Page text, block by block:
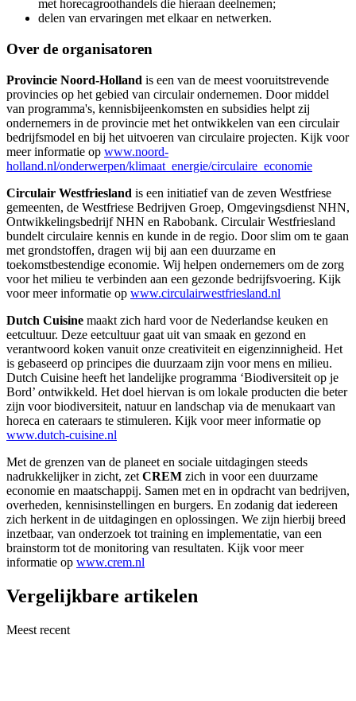
met horecagroothandels die hieraan deelnemen;
delen van ervaringen met elkaar en netwerken.
Over de organisatoren
Provincie Noord-Holland is een van de meest vooruitstrevende
provincies op het gebied van circulair ondernemen. Door middel
van programma's, kennisbijeenkomsten en subsidies helpt zij
ondernemers in de provincie met het ontwikkelen van een circulair
bedrijfsmodel en bij het uitvoeren van circulaire projecten. Kijk voor
meer informatie op www.noord-
holland.nl/onderwerpen/klimaat_energie/circulaire_economie
Circulair Westfriesland is een initiatief van de zeven Westfriese
gemeenten, de Westfriese Bedrijven Groep, Omgevingsdienst NHN,
Ontwikkelingsbedrijf NHN en Rabobank. Circulair Westfriesland
bundelt circulaire kennis en kunde in de regio. Door slim om te gaan
met grondstoffen, dragen wij bij aan een duurzame en
toekomstbestendige economie. Wij helpen ondernemers om de zorg
voor het milieu te verbinden aan een gezonde bedrijfsvoering. Kijk
voor meer informatie op www.circulairwestfriesland.nl
Dutch Cuisine maakt zich hard voor de Nederlandse keuken en
eetcultuur. Deze eetcultuur gaat uit van smaak en gezond en
verantwoord koken vanuit onze creativiteit en eigenzinnigheid. Het
is gebaseerd op principes die duurzaam zijn voor mens en milieu.
Dutch Cuisine heeft het landelijke programma ‘Biodiversiteit op je
Bord’ ontwikkeld. Het doel hiervan is om lokale producten die beter
zijn voor biodiversiteit, natuur en landschap via de menukaart van
horeca en cateraars te stimuleren. Kijk voor meer informatie op
www.dutch-cuisine.nl
Met de grenzen van de planeet en sociale uitdagingen steeds
nadrukkelijker in zicht, zet CREM zich in voor een duurzame
economie en maatschappij. Samen met en in opdracht van bedrijven,
overheden, kennisinstellingen en burgers. En zodanig dat iedereen
zich herkent in de uitdagingen en oplossingen. We zijn hierbij breed
inzetbaar, van onderzoek tot training en implementatie, van een
brainstorm tot de monitoring van resultaten. Kijk voor meer
informatie op www.crem.nl
Vergelijkbare artikelen
Meest recent